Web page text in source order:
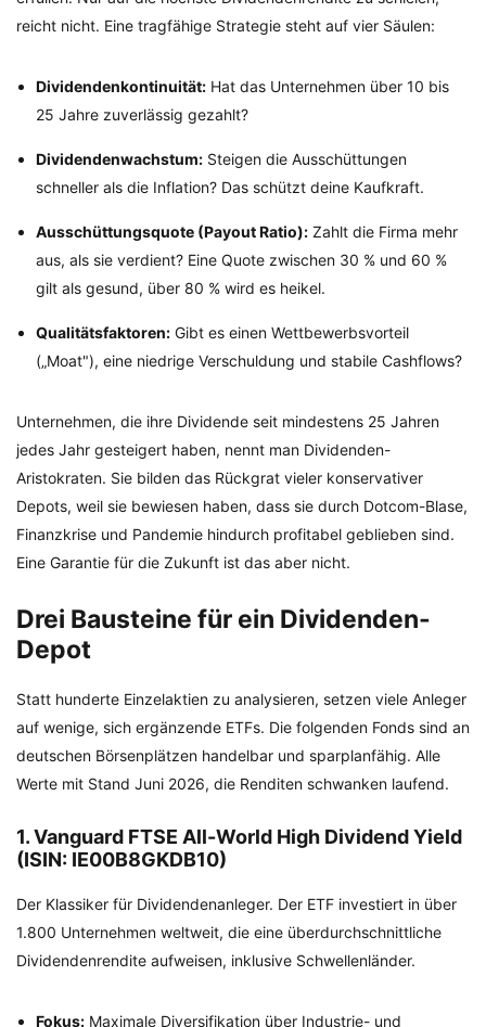
reicht nicht. Eine tragfähige Strategie steht auf vier Säulen:
Dividendenkontinuität: Hat das Unternehmen über 10 bis
25 Jahre zuverlässig gezahlt?
Dividendenwachstum: Steigen die Ausschüttungen
schneller als die Inflation? Das schützt deine Kaufkraft.
Ausschüttungsquote (Payout Ratio): Zahlt die Firma mehr
aus, als sie verdient? Eine Quote zwischen 30 % und 60 %
gilt als gesund, über 80 % wird es heikel.
Qualitätsfaktoren: Gibt es einen Wettbewerbsvorteil
(„Moat"), eine niedrige Verschuldung und stabile Cashflows?
Unternehmen, die ihre Dividende seit mindestens 25 Jahren
jedes Jahr gesteigert haben, nennt man Dividenden-
Aristokraten. Sie bilden das Rückgrat vieler konservativer
Depots, weil sie bewiesen haben, dass sie durch Dotcom-Blase,
Finanzkrise und Pandemie hindurch profitabel geblieben sind.
Eine Garantie für die Zukunft ist das aber nicht.
Drei Bausteine für ein Dividenden-
Depot
Statt hunderte Einzelaktien zu analysieren, setzen viele Anleger
auf wenige, sich ergänzende ETFs. Die folgenden Fonds sind an
deutschen Börsenplätzen handelbar und sparplanfähig. Alle
Werte mit Stand Juni 2026, die Renditen schwanken laufend.
1. Vanguard FTSE All-World High Dividend Yield
(ISIN: IE00B8GKDB10)
Der Klassiker für Dividendenanleger. Der ETF investiert in über
1.800 Unternehmen weltweit, die eine überdurchschnittliche
Dividendenrendite aufweisen, inklusive Schwellenländer.
Fokus: Maximale Diversifikation über Industrie- und